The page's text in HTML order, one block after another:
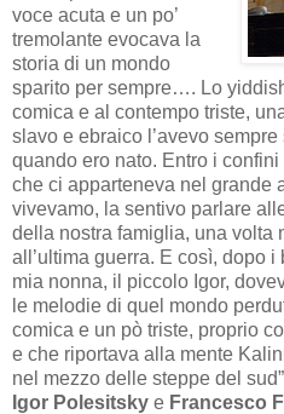
voce acuta e un po’
tremolante evocava la
storia di un mondo
sparito per sempre…. Lo
comica e al contempo triste,
slavo e ebraico l’avevo
quando ero nato. Entro i
che ci apparteneva nel grande
vivevamo, la sentivo parlare
della nostra famiglia, una volta
all’ultima guerra. E così, dopo
mia nonna, il piccolo Igor,
le melodie di quel mondo
comica e un pò triste, proprio
e che riportava alla mente
nel mezzo delle steppe del
Igor Polesitsky e Francesco